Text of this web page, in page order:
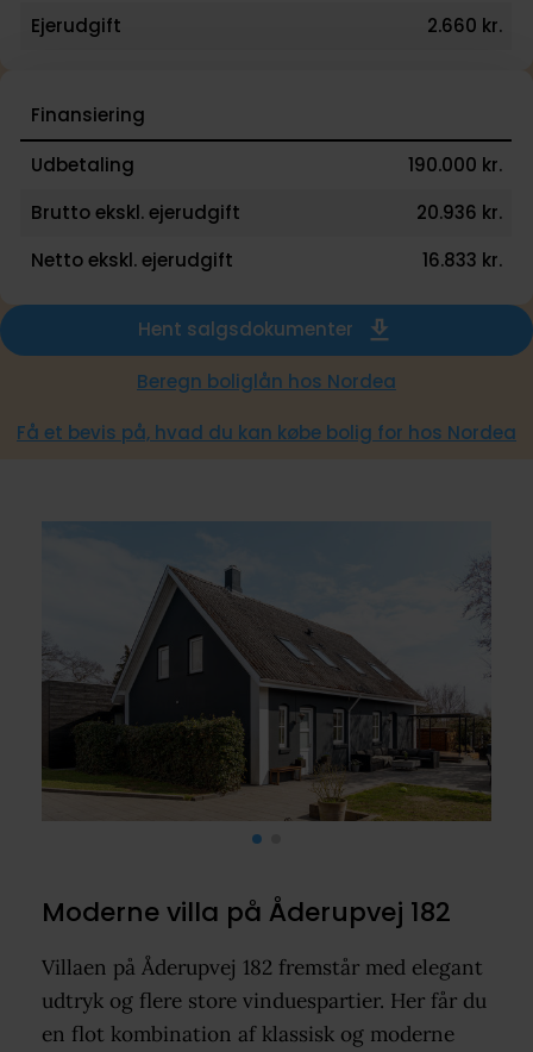
Ejerudgift 2.660 kr.
Finansiering
Udbetaling
190.000 kr.
Brutto ekskl. ejerudgift
20.936 kr.
Netto ekskl. ejerudgift
16.833 kr.
Hent salgsdokumenter
Beregn boliglån hos Nordea
Få et bevis på, hvad du kan købe bolig for hos Nordea
Moderne villa på Åderupvej 182
Villaen på Åderupvej 182 fremstår med elegant
udtryk og flere store vinduespartier. Her får du
en flot kombination af klassisk og moderne